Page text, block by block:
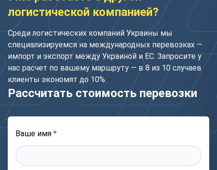
Рассчитать стоимость перевозки
Ваше имя *
логистической компанией?
Среди логистических компаний Украины мы
специализируемся на международных перевозках —
импорт и экспорт между Украиной и ЕС. Запросите у
нас расчет по вашему маршруту — в 8 из 10 случаев
клиенты экономят до 10%.